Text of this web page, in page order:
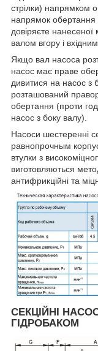
стрілки) напрямком
напрямок
довіряєте нанесеної
валом вгору і
Якщо вал насоса
насос має праве
дивитися на насос з
розташований
обертання (проти
насос з боку валу).
Насоси шестеренні
равнопрочным
втулки з
виготовляються
антифрикційні та
СЕКЦІЙНІ
ГІДРОБАКОМ